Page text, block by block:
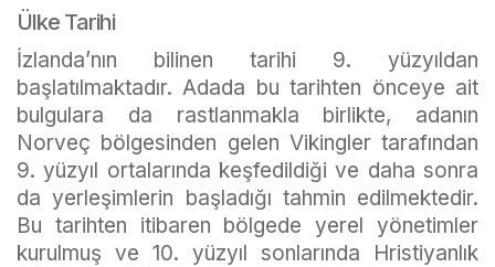
Ülke Tarihi
İzlanda’nın bilinen tarihi 9. yüzyıldan
başlatılmaktadır. Adada bu tarihten önceye ait
bulgulara da rastlanmakla birlikte, adanın
Norveç bölgesinden gelen Vikingler tarafından
9. yüzyıl ortalarında keşfedildiği ve daha sonra
da yerleşimlerin başladığı tahmin edilmektedir.
Bu tarihten itibaren bölgede yerel yönetimler
kurulmuş ve 10. yüzyıl sonlarında Hristiyanlık